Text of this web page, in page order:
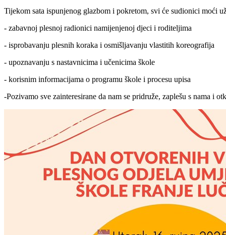
Tijekom sata ispunjenog glazbom i pokretom, svi će sudionici moći
- zabavnoj plesnoj radionici namijenjenoj djeci i roditeljima
- isprobavanju plesnih koraka i osmišljavanju vlastitih koreografija
- upoznavanju s nastavnicima i učenicima škole
- korisnim informacijama o programu škole i procesu upisa
-Pozivamo sve zainteresirane da nam se pridruže, zaplešu s nama i